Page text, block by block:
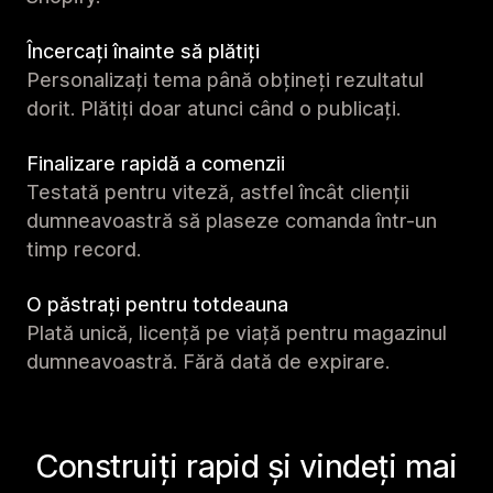
Încercați înainte să plătiți
Personalizați tema până obțineți rezultatul
dorit. Plătiți doar atunci când o publicați.
Finalizare rapidă a comenzii
Testată pentru viteză, astfel încât clienții
dumneavoastră să plaseze comanda într-un
timp record.
O păstrați pentru totdeauna
Plată unică, licență pe viață pentru magazinul
dumneavoastră. Fără dată de expirare.
Construiți rapid și vindeți mai